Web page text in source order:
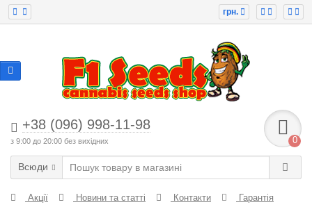
грн.
+38 (096) 998-11-98
з 9:00 до 20:00 без вихідних 0
Всюди
Акції Новини та статті Контакти
Гарантія